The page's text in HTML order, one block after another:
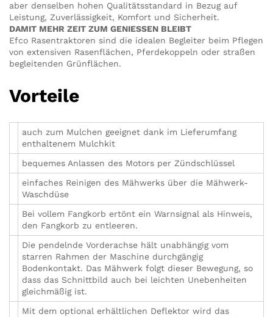
aber denselben hohen Qualitätsstandard in Bezug auf
Leistung, Zuverlässigkeit, Komfort und Sicherheit.
DAMIT MEHR ZEIT ZUM GENIESSEN BLEIBT
Efco Rasentraktoren sind die idealen Begleiter beim Pflegen
von extensiven Rasenflächen, Pferdekoppeln oder straßen
begleitenden Grünflächen.
Vorteile
auch zum Mulchen geeignet dank im Lieferumfang
enthaltenem Mulchkit
bequemes Anlassen des Motors per Zündschlüssel
einfaches Reinigen des Mähwerks über die Mähwerk-
Waschdüse
Bei vollem Fangkorb ertönt ein Warnsignal als Hinweis,
den Fangkorb zu entleeren.
Die pendelnde Vorderachse hält unabhängig vom
starren Rahmen der Maschine durchgängig
Bodenkontakt. Das Mähwerk folgt dieser Bewegung, so
dass das Schnittbild auch bei leichten Unebenheiten
gleichmäßig ist.
Mit dem optional erhältlichen Deflektor wird das